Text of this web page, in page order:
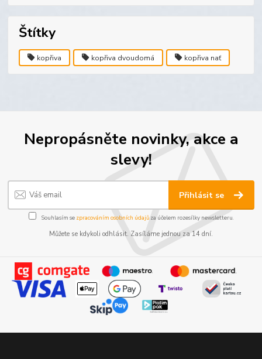
Štítky
kopřiva kopřiva dvoudomá kopřiva nať
Nepropásněte novinky, akce a
slevy!
Přihlásit se
Souhlasím se zpracováním osobních údajůza účelem rozesílky newsletteru.
Můžete se kdykoli odhlásit. Zasíláme jednou za 14 dní.